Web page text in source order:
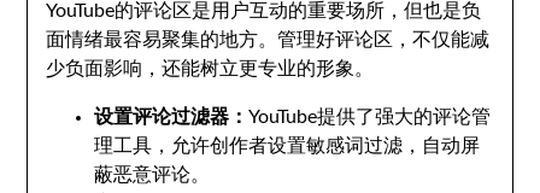
YouTube的评论区是用户互动的重要场所，但也是负
面情绪最容易聚集的地方。管理好评论区，不仅能减
少负面影响，还能树立更专业的形象。
设置评论过滤器：YouTube提供了强大的评论管
理工具，允许创作者设置敏感词过滤，自动屏
蔽恶意评论。